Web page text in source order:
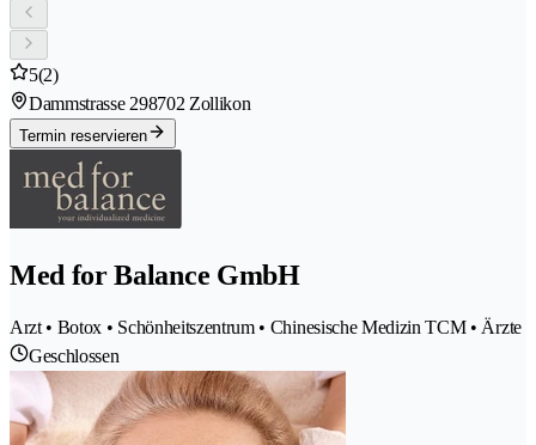
5(2)
Dammstrasse 298702 Zollikon
Termin reservieren
Med for Balance GmbH
Arzt • Botox • Schönheitszentrum • Chinesische Medizin TCM • Ärzte
Geschlossen